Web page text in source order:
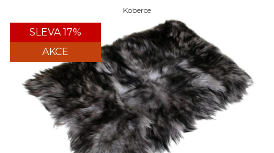
Koberce
SLEVA 17%
AKCE